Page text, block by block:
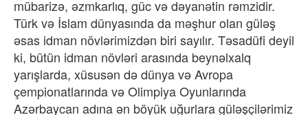
mübarizə, əzmkarlıq, güc və dəyanətin rəmzidir.
Türk və İslam dünyasında da məşhur olan güləş
əsas idman növlərimizdən biri sayılır. Təsadüfi deyil
ki, bütün idman növləri arasında beynəlxalq
yarışlarda, xüsusən də dünya və Avropa
çempionatlarında və Olimpiya Oyunlarında
Azərbaycan adına ən böyük uğurlara güləşçilərimiz